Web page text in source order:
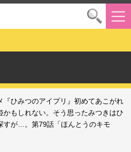
『ひみつのアイプリ』初めてあこがれ
かもしれない。そう思ったみつきはひ
すが…。第79話「ほんとうのキモ